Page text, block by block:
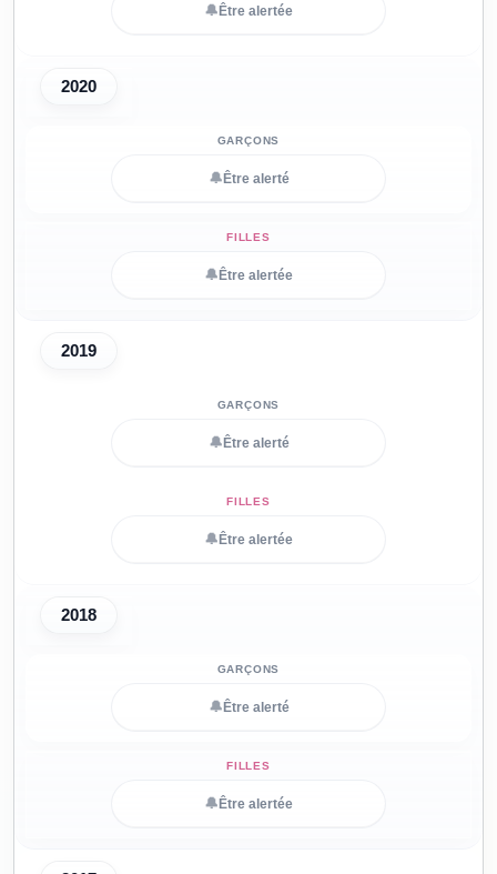
🔔 Être alertée
2020
🔔 Être alerté
🔔 Être alertée
2019
🔔 Être alerté
🔔 Être alertée
2018
🔔 Être alerté
🔔 Être alertée